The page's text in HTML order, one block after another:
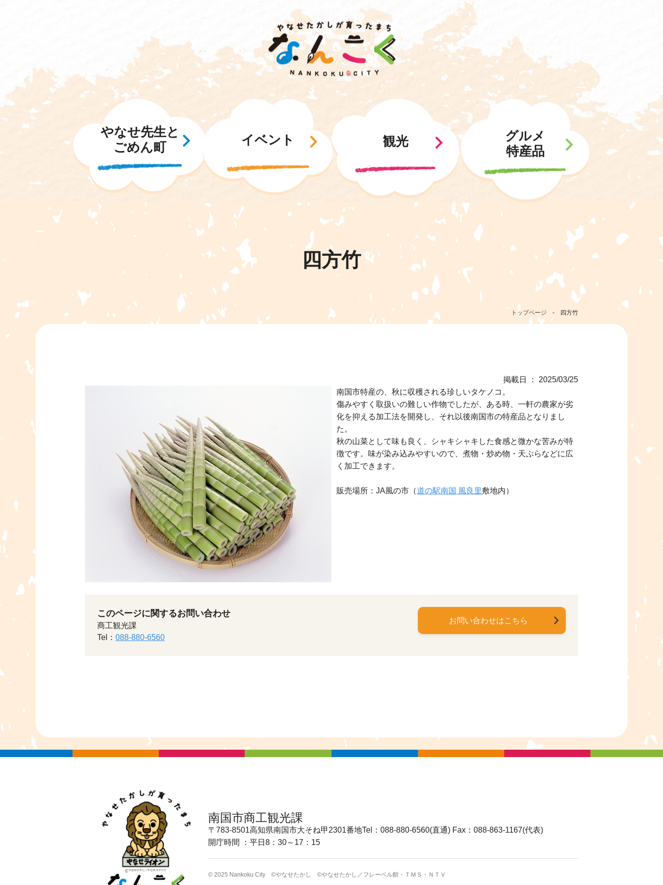
やなせ先生と
ごめん町
イベント 観光
グルメ
特産品
四方竹
トップページ - 四方竹
掲載日 ： 2025/03/25
南国市特産の、秋に収穫される珍しいタケノコ。
傷みやすく取扱いの難しい作物でしたが、ある時、一軒の農家が劣
化を抑える加工法を開発し、それ以後南国市の特産品となりまし
た。
秋の山菜として味も良く、シャキシャキした食感と微かな苦みが特
徴です。味が染み込みやすいので、煮物・炒め物・天ぷらなどに広
く加工できます。
販売場所：JA風の市（道の駅南国 風良里敷地内）
このページに関するお問い合わせ
商工観光課
Tel： 088-880-6560
お問い合わせはこちら
南国市商工観光課
〒783-8501高知県南国市大そね甲2301番地Tel：088-880-6560(直通) Fax：088-863-1167(代表)
開庁時間 ： 平日8：30～17：15
© 2025 Nankoku City ©やなせたかし ©やなせたかし／フレーベル館・ＴＭＳ・ＮＴＶ